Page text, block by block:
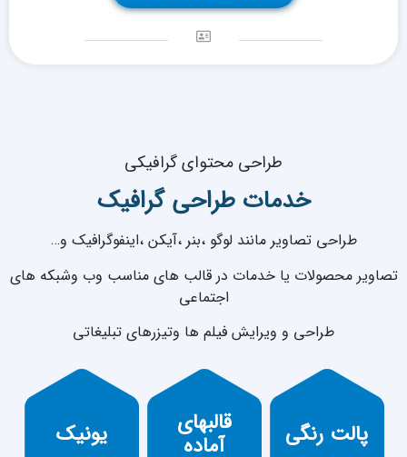
طراحی محتوای گرافیکی
خدماتطراحی گرافیک
طراحی تصاویر مانند لوگو ،بنر ،آیکن ،اینفوگرافیک و…
تصاویر محصولات یا خدمات در قالب های مناسب وب وشبکه های
اجتماعی
طراحی و ویرایش فیلم ها وتیزرهای تبلیغاتی
یونیک
مختص برند
شما
قالبهای
آماده
انتخاب قالب
های آماده پالت رنگی
انتخاب یا ارائه
پالت رنگی